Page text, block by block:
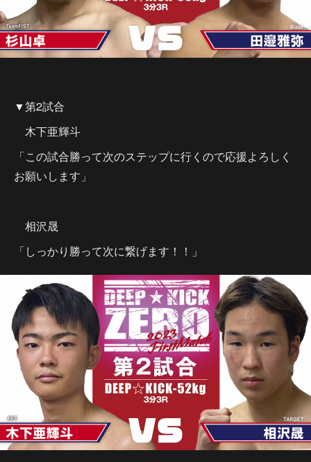
▼第2試合
木下亜輝斗
「この試合勝って次のステップに行くので応援よろしく
お願いします」
相沢晟
「しっかり勝って次に繋げます！！」